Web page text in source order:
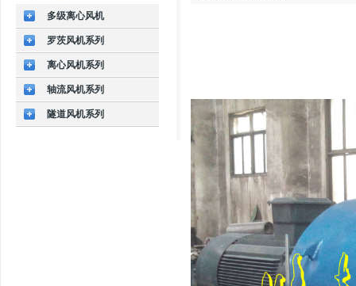
多级离心风机
罗茨风机系列
离心风机系列
轴流风机系列
隧道风机系列